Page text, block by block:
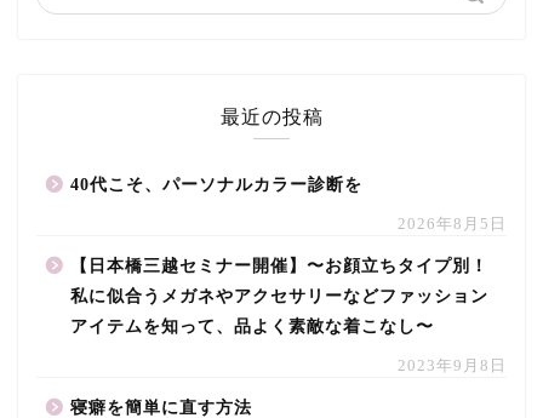
最近の投稿
40代こそ、パーソナルカラー診断を
2026年8月5日
【日本橋三越セミナー開催】〜お顔立ちタイプ別！
私に似合うメガネやアクセサリーなどファッション
アイテムを知って、品よく素敵な着こなし〜
2023年9月8日
寝癖を簡単に直す方法